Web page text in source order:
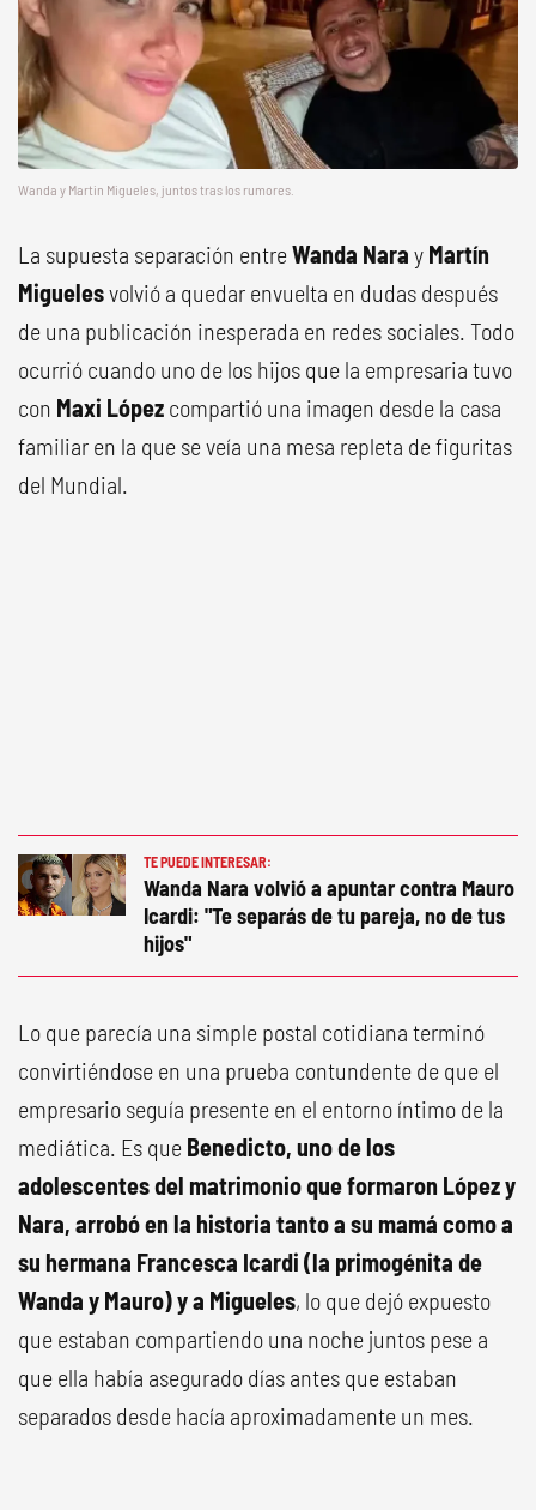
Wanda y Martin Migueles, juntos tras los rumores.
La supuesta separación entreWanda Nara y Martín
Miguelesvolvió a quedar envuelta en dudas después
de una publicación inesperada en redes sociales. Todo
ocurrió cuando uno de los hijos que la empresaria tuvo
con Maxi López compartió una imagen desde la casa
familiar en la que se veía una mesa repleta de figuritas
del Mundial.
TE PUEDE INTERESAR:
Wanda Nara volvió a apuntar contra Mauro
Icardi: "Te separás de tu pareja, no de tus
hijos"
Lo que parecía una simple postal cotidiana terminó
convirtiéndose en una prueba contundente de que el
empresario seguía presente en el entorno íntimo de la
mediática. Es que Benedicto, uno de los
adolescentes del matrimonio que formaron López y
Nara, arrobó en la historia tanto a su mamá como a
su hermana Francesca Icardi (la primogénita de
Wanda y Mauro) y a Migueles, lo que dejó expuesto
que estaban compartiendo una noche juntos pese a
que ella había asegurado días antes que estaban
separados desde hacía aproximadamente un mes.